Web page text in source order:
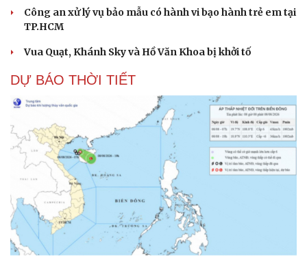
Cải chính
Công an xử lý vụ bảo mẫu có hành vi bạo hành trẻ em tại
TP.HCM
Vua Quạt, Khánh Sky và Hồ Văn Khoa bị khởi tố
DỰ BÁO THỜI TIẾT